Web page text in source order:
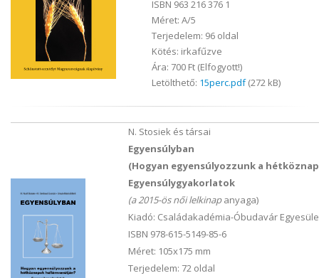
ISBN 963 216 376 1
Méret: A/5
Terjedelem: 96 oldal
Kötés: irkafűzve
Ára: 700 Ft (Elfogyott!)
Letölthető: 15perc.pdf(272 kB)
N. Stosiek és társai
Egyensúlyban
(Hogyan egyensúlyozzunk a
Egyensúlygyakorlatok
(a 2015-ös női lelkinapanyaga)
Kiadó: Családakadémia-Óbudavár
ISBN 978-615-5149-85-6
Méret: 105x175 mm
Terjedelem: 72 oldal